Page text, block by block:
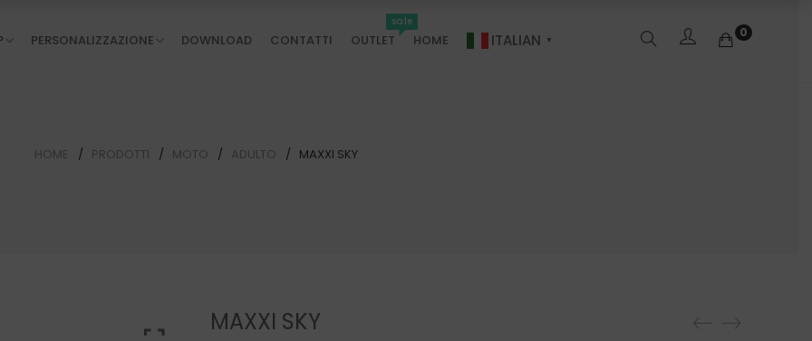
PERSONALIZZAZIONE DOWNLOAD CONTATTI OUTLET
sale
HOME ITALIAN ▼
0
HOME PRODOTTI MOTO ADULTO MAXXI SKY
MAXXI SKY